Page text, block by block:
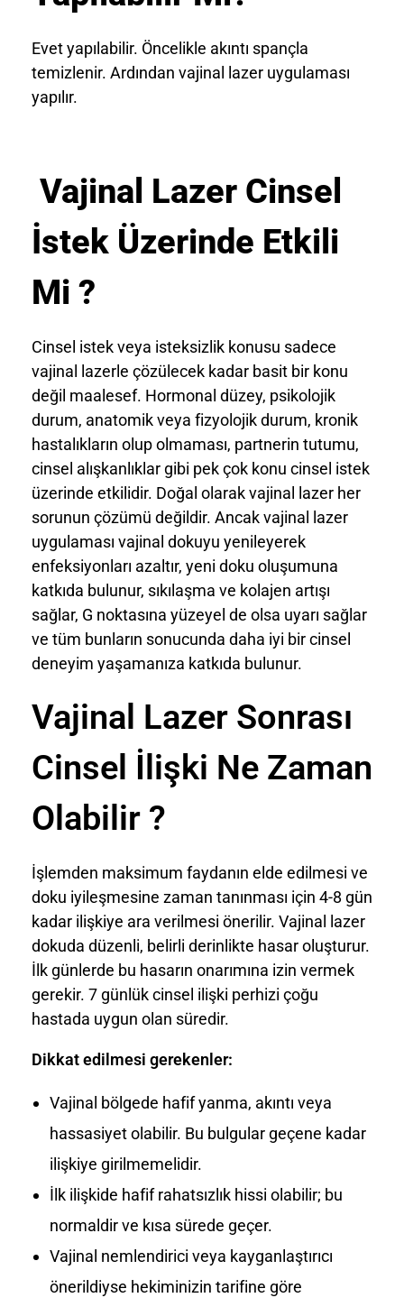
Evet yapılabilir. Öncelikle akıntı spançla
temizlenir. Ardından vajinal lazer uygulaması
yapılır.
Vajinal Lazer Cinsel
İstek Üzerinde Etkili
Mi ?
Cinsel istek veya isteksizlik konusu sadece
vajinal lazerle çözülecek kadar basit bir konu
değil maalesef. Hormonal düzey, psikolojik
durum, anatomik veya fizyolojik durum, kronik
hastalıkların olup olmaması, partnerin tutumu,
cinsel alışkanlıklar gibi pek çok konu cinsel istek
üzerinde etkilidir. Doğal olarak vajinal lazer her
sorunun çözümü değildir. Ancak vajinal lazer
uygulaması vajinal dokuyu yenileyerek
enfeksiyonları azaltır, yeni doku oluşumuna
katkıda bulunur, sıkılaşma ve kolajen artışı
sağlar, G noktasına yüzeyel de olsa uyarı sağlar
ve tüm bunların sonucunda daha iyi bir cinsel
deneyim yaşamanıza katkıda bulunur.
Vajinal Lazer Sonrası
Cinsel İlişki Ne Zaman
Olabilir ?
İşlemden maksimum faydanın elde edilmesi ve
doku iyileşmesine zaman tanınması için 4-8 gün
kadar ilişkiye ara verilmesi önerilir. Vajinal lazer
dokuda düzenli, belirli derinlikte hasar oluşturur.
İlk günlerde bu hasarın onarımına izin vermek
gerekir. 7 günlük cinsel ilişki perhizi çoğu
hastada uygun olan süredir.
Dikkat edilmesi gerekenler:
Vajinal bölgede hafif yanma, akıntı veya
hassasiyet olabilir. Bu bulgular geçene kadar
ilişkiye girilmemelidir.
İlk ilişkide hafif rahatsızlık hissi olabilir; bu
normaldir ve kısa sürede geçer.
Vajinal nemlendirici veya kayganlaştırıcı
önerildiyse hekiminizin tarifine göre